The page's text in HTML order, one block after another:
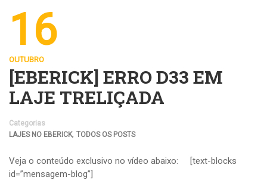
16
OUTUBRO
[EBERICK] ERRO D33 EM
LAJE TRELIÇADA
Categorias
LAJES NO EBERICK, TODOS OS POSTS
Veja o conteúdo exclusivo no vídeo abaixo: [text-blocks
id=”mensagem-blog”]